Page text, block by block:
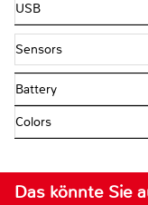
USB
Sensors
Battery
Colors
Das könnte Sie